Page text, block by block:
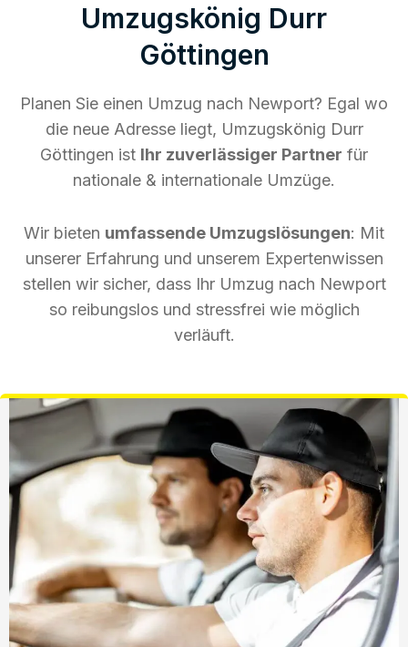
Umzugskönig Durr
Göttingen
Planen Sie einen Umzug nach Newport? Egal wo
die neue Adresse liegt, Umzugskönig Durr
Göttingen ist Ihr zuverlässiger Partner für
nationale & internationale Umzüge.
Wir bieten umfassende Umzugslösungen: Mit
unserer Erfahrung und unserem Expertenwissen
stellen wir sicher, dass Ihr Umzug nach Newport
so reibungslos und stressfrei wie möglich
verläuft.